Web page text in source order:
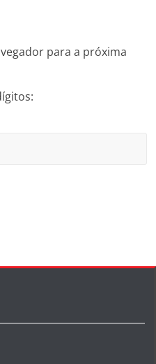
para a próxima